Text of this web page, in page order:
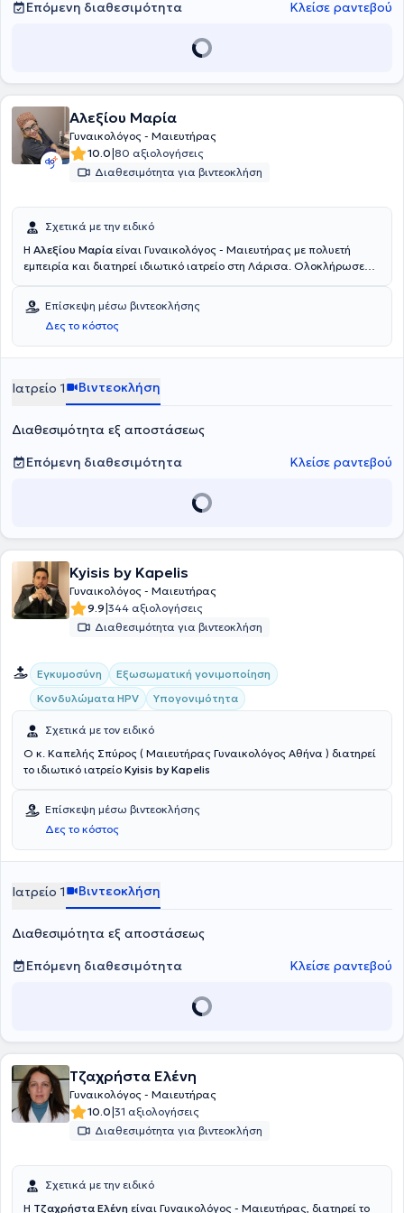
Επόμενη διαθεσιμότητα Κλείσε ραντεβού
Αλεξίου Μαρία
Γυναικολόγος - Μαιευτήρας
10.0|80 αξιολογήσεις
Διαθεσιμότητα για βιντεοκλήση
Σχετικά με την ειδικό
Η Αλεξίου Μαρία είναι Γυναικολόγος - Μαιευτήρας με πολυετή
εμπειρία και διατηρεί ιδιωτικό ιατρείο στη Λάρισα. Ολοκλήρωσε
Κρήτης. Έχει διατελέσει Επιμελήτρια στο Γενικό Νοσοκομείο
Λάρισας και είναι εθελόντρια στον Ερυθρό Σταυρό και στο
Χαμόγελο του παιδιού. Έχει πραγματοποιήσει πολλές ομιλίες και
εξειδικεύεται στην κολποσκόπηση, HPV παθήσεις, διερεύνηση
περιόδου στην εφηβεία. Η φράση που συνοψίζει την δουλειά της
είναι : "H επιστήμη αρωγός στην υγεία της γυναίκας".
Επίσκεψη μέσω βιντεοκλήσης
Δες το κόστος
Ιατρείο 1 Βιντεοκλήση
Διαθεσιμότητα εξ αποστάσεως
Επόμενη διαθεσιμότητα
Κλείσε ραντεβού
Kyisis by Kapelis
Γυναικολόγος - Μαιευτήρας
9.9|344 αξιολογήσεις
Διαθεσιμότητα για βιντεοκλήση
Εγκυμοσύνη
Εξωσωματική γονιμοποίηση
Κονδυλώματα HPV
Υπογονιμότητα
Σχετικά με τον ειδικό
Ο κ. Καπελής Σπύρος ( Μαιευτήρας Γυναικολόγος Αθήνα ) διατηρεί
το ιδιωτικό ιατρείο Kyisis by Kapelis
Επίσκεψη μέσω βιντεοκλήσης
Δες το κόστος
Ιατρείο 1 Βιντεοκλήση
Διαθεσιμότητα εξ αποστάσεως
Επόμενη διαθεσιμότητα
Κλείσε ραντεβού
Τζαχρήστα Ελένη
Γυναικολόγος - Μαιευτήρας
10.0|31 αξιολογήσεις
Διαθεσιμότητα για βιντεοκλήση
Σχετικά με την ειδικό
Η Τζαχρήστα Ελένη είναι Γυναικολόγος - Μαιευτήρας, διατηρεί το